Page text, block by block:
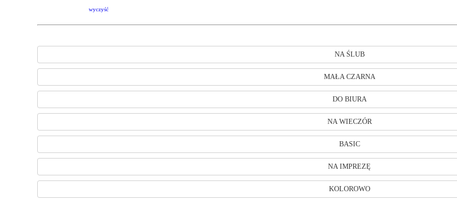
wyczyść
NA ŚLUB
MAŁA CZARNA
DO BIURA
NA WIECZÓR
BASIC
NA IMPREZĘ
KOLOROWO